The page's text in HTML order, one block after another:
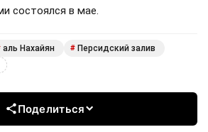
состоялся в мае.
аль Нахайян # Персидский залив
Поделиться